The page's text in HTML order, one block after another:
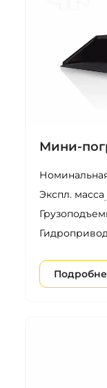
Мини-
Экспл. масса
Гидропривод